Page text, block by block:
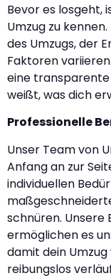
Bevor es losgeht,
Umzug zu
des Umzugs, der
Faktoren
eine
weißt, was dich
Professionelle
Unser Team von
Anfang an zur
individuellen
schnüren. Unsere
ermöglichen es
damit dein
reibungslos